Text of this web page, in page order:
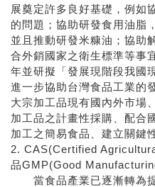
展奠定許多良好基礎，例如
的問題；協助研發食用油脂
並且推動研發米糠油；協助
合外銷國家之衛生標準等事
年並研擬「發展現階段我國
進一步協助台灣食品工業的
大宗加工品現有國內外市場
加工品之計畫性採購、配合
加工之簡易食品、建立關鍵
2. CAS(Certified
品GMP(Good
當食品產業已逐漸轉為提